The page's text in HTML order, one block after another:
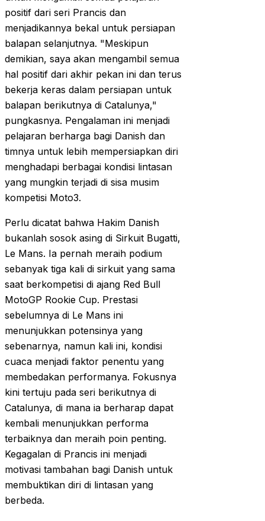
positif dari seri Prancis dan
menjadikannya bekal untuk persiapan
balapan selanjutnya. "Meskipun
demikian, saya akan mengambil semua
hal positif dari akhir pekan ini dan terus
bekerja keras dalam persiapan untuk
balapan berikutnya di Catalunya,"
pungkasnya. Pengalaman ini menjadi
pelajaran berharga bagi Danish dan
timnya untuk lebih mempersiapkan diri
menghadapi berbagai kondisi lintasan
yang mungkin terjadi di sisa musim
kompetisi Moto3.
Perlu dicatat bahwa Hakim Danish
bukanlah sosok asing di Sirkuit Bugatti,
Le Mans. Ia pernah meraih podium
sebanyak tiga kali di sirkuit yang sama
saat berkompetisi di ajang Red Bull
MotoGP Rookie Cup. Prestasi
sebelumnya di Le Mans ini
menunjukkan potensinya yang
sebenarnya, namun kali ini, kondisi
cuaca menjadi faktor penentu yang
membedakan performanya. Fokusnya
kini tertuju pada seri berikutnya di
Catalunya, di mana ia berharap dapat
kembali menunjukkan performa
terbaiknya dan meraih poin penting.
Kegagalan di Prancis ini menjadi
motivasi tambahan bagi Danish untuk
membuktikan diri di lintasan yang
berbeda.